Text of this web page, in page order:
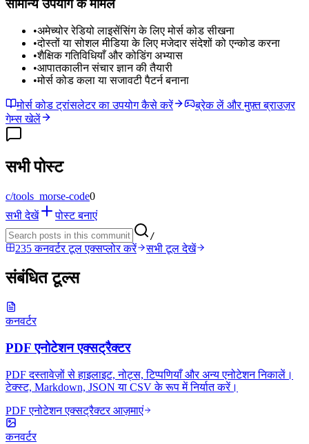
सामान्य उपयोग के मामले
•अमेच्योर रेडियो लाइसेंसिंग के लिए मोर्स कोड सीखना
•दोस्तों या सोशल मीडिया के लिए मजेदार संदेशों को एन्कोड करना
•शैक्षिक गतिविधियाँ और कोडिंग अभ्यास
•आपातकालीन संचार ज्ञान की तैयारी
•मोर्स कोड कला या सजावटी पैटर्न बनाना
मोर्स कोड ट्रांसलेटर का उपयोग कैसे करें
ब्रेक लें और मुफ़्त ब्राउज़र
गेम्स खेलें
सभी पोस्ट
c/tools_morse-code0
सभी देखें
पोस्ट बनाएं
/
235 कनवर्टर टूल एक्सप्लोर करें सभी टूल देखें
संबंधित टूल्स
कनवर्टर
PDF एनोटेशन एक्सट्रैक्टर
PDF दस्तावेज़ों से हाइलाइट, नोट्स, टिप्पणियाँ और अन्य एनोटेशन निकालें।
टेक्स्ट, Markdown, JSON या CSV के रूप में निर्यात करें।
PDF एनोटेशन एक्सट्रैक्टर आज़माएं
कनवर्टर